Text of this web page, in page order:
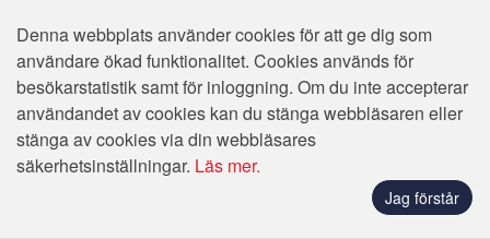
Denna webbplats använder cookies för att ge dig som
användare ökad funktionalitet. Cookies används för
besökarstatistik samt för inloggning. Om du inte accepterar
användandet av cookies kan du stänga webbläsaren eller
stänga av cookies via din webbläsares
säkerhetsinställningar. Läs mer.
Jag förstår